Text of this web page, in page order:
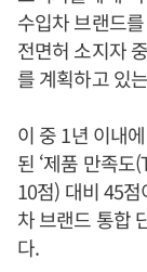
수입차 브랜드
전면허 소지자
를 계획하고 있
이 중 1년 이내
된 ‘제품 만족도
10점) 대비 45
차 브랜드 통합
다.